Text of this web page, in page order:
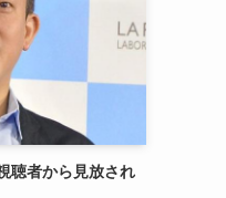
聴者から見放され